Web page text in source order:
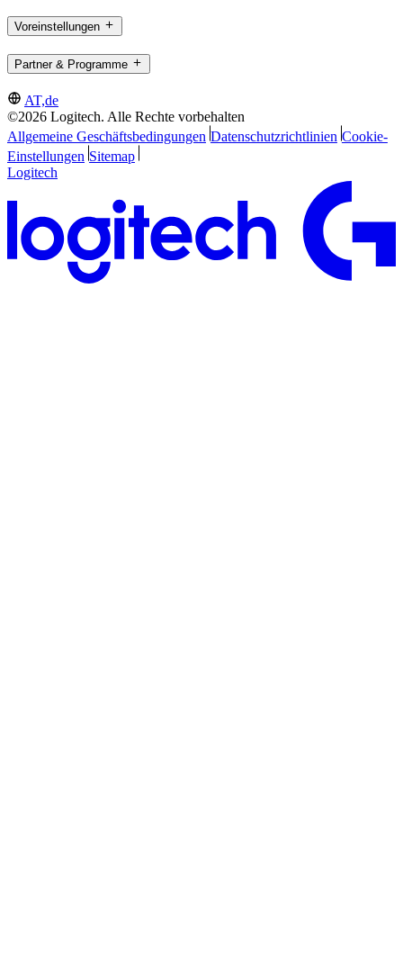
Voreinstellungen
Partner & Programme
AT,de
©2026 Logitech. Alle Rechte vorbehalten
Allgemeine Geschäftsbedingungen Datenschutzrichtlinien Cookie-
Einstellungen Sitemap
Logitech